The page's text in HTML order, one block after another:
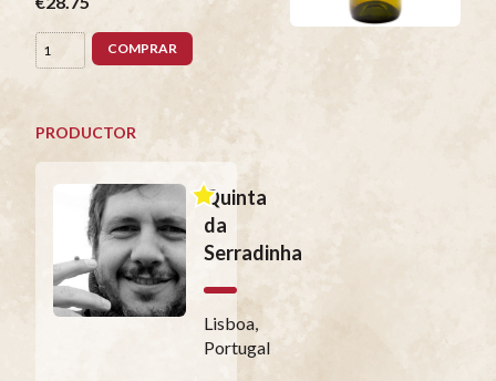
COMPRAR
PRODUCTOR
Quinta
da
Serradinha
Lisboa,
Portugal